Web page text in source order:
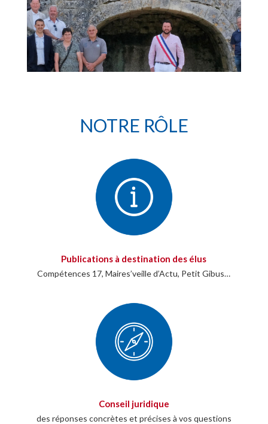
NOTRE RÔLE
Publications à destination des élus
Compétences 17, Maires’veille d’Actu, Petit Gibus…
Conseil juridique
des réponses concrètes et précises à vos questions